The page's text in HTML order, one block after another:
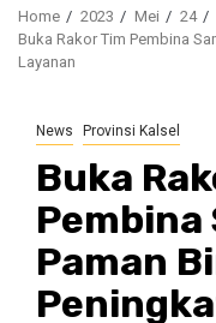
Home 2023 Mei
24
Buka Rakor Tim Pembina
Layanan
News Provinsi Kalsel
Buka
Pembina
Paman